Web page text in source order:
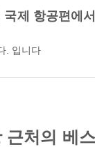
국제 항공편에
. 입니다
처의 베